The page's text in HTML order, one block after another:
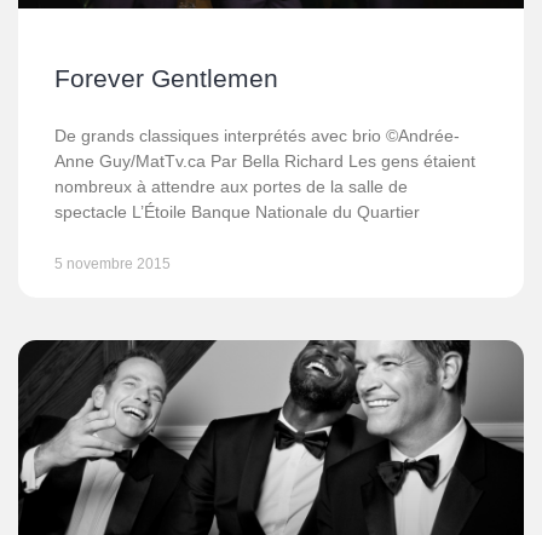
Forever Gentlemen
De grands classiques interprétés avec brio ©Andrée-
Anne Guy/MatTv.ca Par Bella Richard Les gens étaient
nombreux à attendre aux portes de la salle de
spectacle L’Étoile Banque Nationale du Quartier
5 novembre 2015